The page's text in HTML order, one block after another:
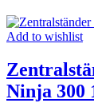
Add to wishlist
Ninja 300